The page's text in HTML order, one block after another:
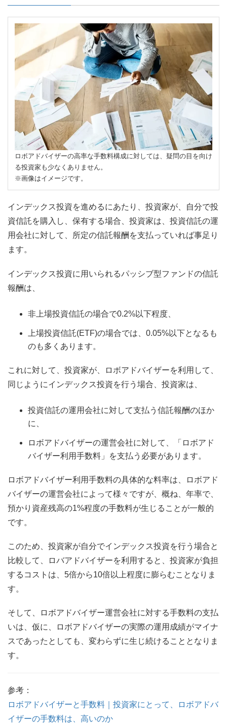
ロボアドバイザーの高率な手数料構成に対しては、疑問の目を向け
る投資家も少なくありません。
※画像はイメージです。
インデックス投資を進めるにあたり、投資家が、自分で投
資信託を購入し、保有する場合、投資家は、投資信託の運
用会社に対して、所定の信託報酬を支払っていれば事足り
ます。
インデックス投資に用いられるパッシブ型ファンドの信託
報酬は、
非上場投資信託の場合で0.2%以下程度、
上場投資信託(ETF)の場合では、0.05%以下となるも
のも多くあります。
これに対して、投資家が、ロボアドバイザーを利用して、
同じようにインデックス投資を行う場合、投資家は、
投資信託の運用会社に対して支払う信託報酬のほか
に、
ロボアドバイザーの運営会社に対して、「ロボアド
バイザー利用手数料」を支払う必要があります。
ロボアドバイザー利用手数料の具体的な料率は、ロボアド
バイザーの運営会社によって様々ですが、概ね、年率で、
預かり資産残高の1%程度の手数料が生じることが一般的
です。
このため、投資家が自分でインデックス投資を行う場合と
比較して、ロバアドバイザーを利用すると、投資家が負担
するコストは、5倍から10倍以上程度に膨らむことなりま
す。
そして、ロボアドバイザー運営会社に対する手数料の支払
いは、仮に、ロボアドバイザーの実際の運用成績がマイナ
スであったとしても、変わらずに生じ続けることとなりま
す。
参考：
ロボアドバイザーと手数料｜投資家にとって、ロボアドバ
イザーの手数料は、高いのか